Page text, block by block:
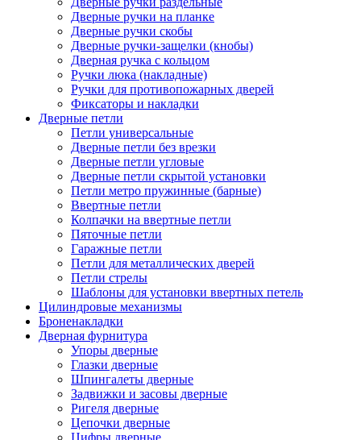
Дверные ручки на планке
Дверные ручки скобы
Дверные ручки-защелки (кнобы)
Дверная ручка с кольцом
Ручки люка (накладные)
Ручки для противопожарных дверей
Фиксаторы и накладки
Дверные петли
Петли универсальные
Дверные петли без врезки
Дверные петли угловые
Дверные петли скрытой установки
Петли метро пружинные (барные)
Ввертные петли
Колпачки на ввертные петли
Пяточные петли
Гаражные петли
Петли для металлических дверей
Петли стрелы
Шаблоны для установки ввертных петель
Цилиндровые механизмы
Броненакладки
Дверная фурнитура
Упоры дверные
Глазки дверные
Шпингалеты дверные
Задвижки и засовы дверные
Ригеля дверные
Цепочки дверные
Цифры дверные